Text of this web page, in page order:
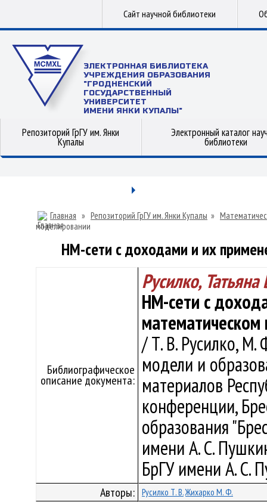
Сайт научной библиотеки
ЭЛЕКТРОННАЯ БИБЛИОТЕКА
УЧРЕЖДЕНИЯ ОБРАЗОВАНИЯ
"ГРОДНЕНСКИЙ
ГОСУДАРСТВЕННЫЙ
УНИВЕРСИТЕТ
ИМЕНИ ЯНКИ КУПАЛЫ"
Репозиторий ГрГУ им. Янки
Купалы
Электронный каталог
библиотеки
Главная » Репозиторий ГрГУ им. Янки Купалы »
моделировании
НМ-сети с доходами и их
Библиографическое
описание документа:
Русилко,
НМ-сети с
/ Т. В. Русилко,
модели и
материалов
конференции,
образования
имени А. С.
БрГУ имени А. С.
Авторы: Русилко Т. В.Жихарко М. Ф.